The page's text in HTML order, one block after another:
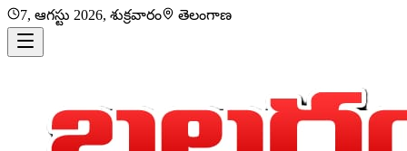
7, ఆగస్టు 2026, శుక్రవారం తెలంగాణ